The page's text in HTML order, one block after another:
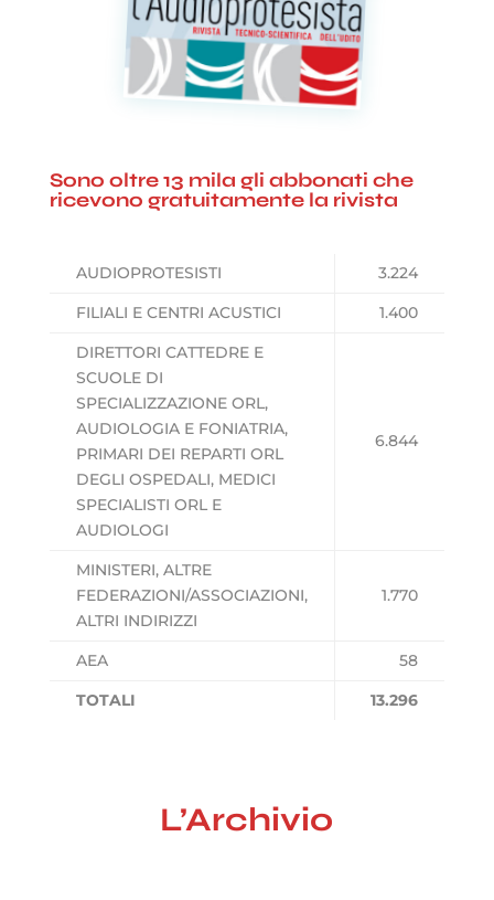
Sono oltre 13 mila gli abbonati che
ricevono gratuitamente la rivista
AUDIOPROTESISTI
3.224
FILIALI E CENTRI ACUSTICI
1.400
DIRETTORI CATTEDRE E
SCUOLE DI
SPECIALIZZAZIONE ORL,
AUDIOLOGIA E FONIATRIA,
PRIMARI DEI REPARTI ORL
DEGLI OSPEDALI, MEDICI
SPECIALISTI ORL E
AUDIOLOGI
6.844
MINISTERI, ALTRE
FEDERAZIONI/ASSOCIAZIONI,
ALTRI INDIRIZZI
1.770
AEA
58
TOTALI
13.296
L’Archivio